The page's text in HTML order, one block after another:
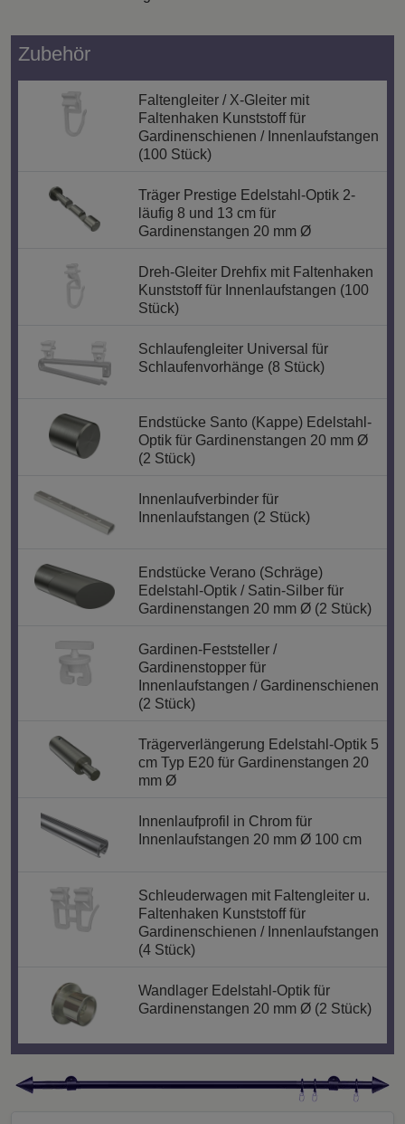
Zubehör
Faltengleiter / X-Gleiter mit
Faltenhaken Kunststoff für
Gardinenschienen / Innenlaufstangen
(100 Stück)
Träger Prestige Edelstahl-Optik 2-
läufig 8 und 13 cm für
Gardinenstangen 20 mm Ø
Dreh-Gleiter Drehfix mit Faltenhaken
Kunststoff für Innenlaufstangen (100
Stück)
Schlaufengleiter Universal für
Schlaufenvorhänge (8 Stück)
Endstücke Santo (Kappe) Edelstahl-
Optik für Gardinenstangen 20 mm Ø
(2 Stück)
Innenlaufverbinder für
Innenlaufstangen (2 Stück)
Endstücke Verano (Schräge)
Edelstahl-Optik / Satin-Silber für
Gardinenstangen 20 mm Ø (2 Stück)
Gardinen-Feststeller /
Gardinenstopper für
Innenlaufstangen / Gardinenschienen
(2 Stück)
Trägerverlängerung Edelstahl-Optik 5
cm Typ E20 für Gardinenstangen 20
mm Ø
Innenlaufprofil in Chrom für
Innenlaufstangen 20 mm Ø 100 cm
Schleuderwagen mit Faltengleiter u.
Faltenhaken Kunststoff für
Gardinenschienen / Innenlaufstangen
(4 Stück)
Wandlager Edelstahl-Optik für
Gardinenstangen 20 mm Ø (2 Stück)